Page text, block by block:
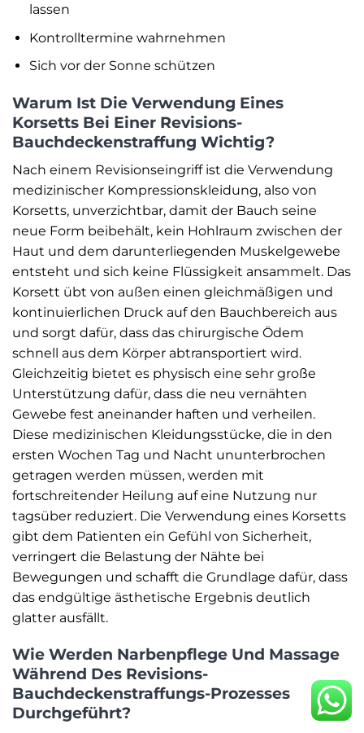
lassen
Kontrolltermine wahrnehmen
Sich vor der Sonne schützen
Warum Ist Die Verwendung Eines
Korsetts Bei Einer Revisions-
Bauchdeckenstraffung Wichtig?
Nach einem Revisionseingriff ist die Verwendung
medizinischer Kompressionskleidung, also von
Korsetts, unverzichtbar, damit der Bauch seine
neue Form beibehält, kein Hohlraum zwischen der
Haut und dem darunterliegenden Muskelgewebe
entsteht und sich keine Flüssigkeit ansammelt. Das
Korsett übt von außen einen gleichmäßigen und
kontinuierlichen Druck auf den Bauchbereich aus
und sorgt dafür, dass das chirurgische Ödem
schnell aus dem Körper abtransportiert wird.
Gleichzeitig bietet es physisch eine sehr große
Unterstützung dafür, dass die neu vernähten
Gewebe fest aneinander haften und verheilen.
Diese medizinischen Kleidungsstücke, die in den
ersten Wochen Tag und Nacht ununterbrochen
getragen werden müssen, werden mit
fortschreitender Heilung auf eine Nutzung nur
tagsüber reduziert. Die Verwendung eines Korsetts
gibt dem Patienten ein Gefühl von Sicherheit,
verringert die Belastung der Nähte bei
Bewegungen und schafft die Grundlage dafür, dass
das endgültige ästhetische Ergebnis deutlich
glatter ausfällt.
Wie Werden Narbenpflege Und Massage
Während Des Revisions-
Bauchdeckenstraffungs-Prozesses
Durchgeführt?